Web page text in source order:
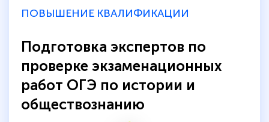
ПОВЫШЕНИЕ КВАЛИФИКАЦИИ
Подготовка экспертов по
проверке экзаменационных
работ ОГЭ по истории и
обществознанию